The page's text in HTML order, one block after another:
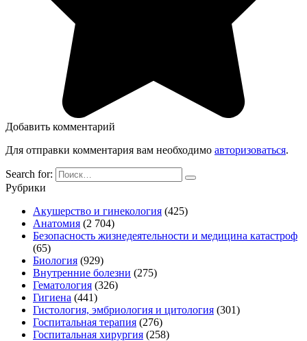
Добавить комментарий
Для отправки комментария вам необходимо авторизоваться.
Search for:
Рубрики
Акушерство и гинекология (425)
Анатомия (2 704)
Безопасность жизнедеятельности и медицина катастроф
(65)
Биология (929)
Внутренние болезни (275)
Гематология (326)
Гигиена (441)
Гистология, эмбриология и цитология (301)
Госпитальная терапия (276)
Госпитальная хирургия (258)